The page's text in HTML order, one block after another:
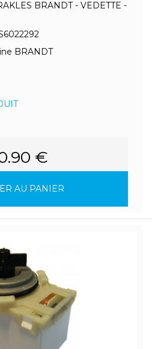
BRANDT - VEDETTE -
BRANDT
€
AU PANIER